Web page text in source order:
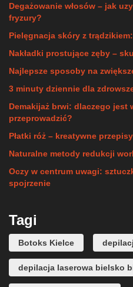
Degażowanie włosów – jak
fryzury?
Pielęgnacja skóry z
Nakładki prostujące zęby –
Najlepsze sposoby na
3 minuty dziennie dla
Demakijaż brwi: dlaczego jest
przeprowadzić?
Płatki róż – kreatywne
Naturalne metody redukcji
Oczy w centrum uwagi:
spojrzenie
Tagi
Botoks Kielce
depilacja laserowa bielsko